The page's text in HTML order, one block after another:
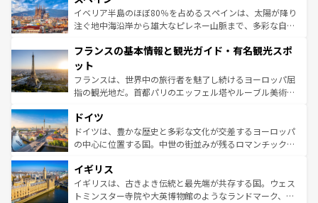
景など、自然景観も見逃せない。観光の合間には、本場の
ピザやパスタなど、絶品のイタリア料理を堪能することも
ませてくれるイタリアで、忘れられない旅をしてみよう！
なお、新着のイタリア情報はコンテンツ一覧を参照してほ
しい。
イベリア半島のほぼ80％を占めるスペインは、太陽が降り
注ぐ地中海沿岸から雄大なピレネー山脈まで、多彩な自然
文化が根付くこの国では、情熱的なフラメンコ、熱気あふ
れる闘牛、そして美味しいタパスが生活の一部となってい
る。首都マドリードの洗練された雰囲気や、バルセロナの
アートに溢れた街角から、地方では古代ローマ遺跡や中世
せる。地方によって風土や気候が異なるスペインはその個
性で訪れる人を魅了する。 なお、新着のスペイン情報はコ
ンテンツ一覧を参照してほしい。
フランスの基本情報と観光ガイド・有名観光スポ
ット
フランスは、世界中の旅行者を魅了し続けるヨーロッパ屈
指の観光地だ。首都パリのエッフェル塔やルーブル美術館
で、幅広い魅力が詰まっている。華麗な宮殿、歴史的な大
聖堂、美しいビーチ、そして豊かな自然が、訪れる者を心
から魅了する。また、フランスは美食の国としても知ら
いる。シャンパンの発祥地であるランス、プロヴァンスの
香り高いラベンダー畑など、多彩な楽しみ方が可能だ。さ
らに、パリ以外の地域にも魅力が溢れており、どの街角に
ドイツ
ドイツは、豊かな歴史と多彩な文化が交差するヨーロッパ
の中心に位置する国。中世の街並みが残るロマンチック街
顔を持つこの国は、どこを歩いても飽きることがない。ベ
ルリンの文化的活気、バイエルン州のアルプスの絶景、そ
してライン川沿いのワイン畑といった風景は必見。ビール
イギリス
イギリスは、古きよき伝統と最先端が共存する国。ウェス
トミンスター寺院や大英博物館のようなランドマーク、歴